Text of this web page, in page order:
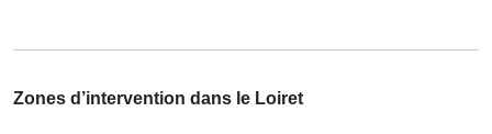
Zones d’intervention dans le Loiret